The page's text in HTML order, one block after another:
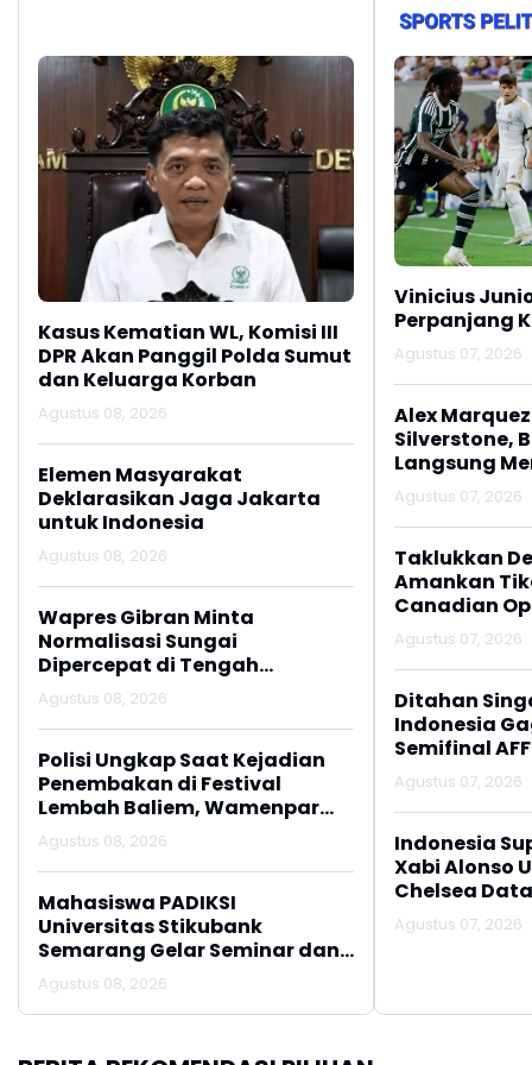
Kasus Kematian WL, Komisi III
DPR Akan Panggil Polda Sumut
dan Keluarga Korban
Agustus 08, 2026
Elemen Masyarakat
Deklarasikan Jaga Jakarta
untuk Indonesia
Agustus 08, 2026
Wapres Gibran Minta
Normalisasi Sungai
Dipercepat di Tengah
Pemulihan Pascabencana
Agustus 08, 2026
Polisi Ungkap Saat Kejadian
Penembakan di Festival
Lembah Baliem, Wamenpar
Tak Berada di Lokasi
Agustus 08, 2026
Mahasiswa PADIKSI
Universitas Stikubank
Semarang Gelar Seminar dan
Baksos di Desa Pranten,
Purwodadi
Agustus 08, 2026
Vinicius
Perpanjang
Agustus 07, 2026
Alex
Silverstone,
Langsung
Agustus 07, 2026
Taklukkan
Amankan
Canadian
Agustus 07, 2026
Ditahan
Indonesia
Semifinal
Agustus 07, 2026
Indonesia
Xabi Alonso
Chelsea
Agustus 07, 2026